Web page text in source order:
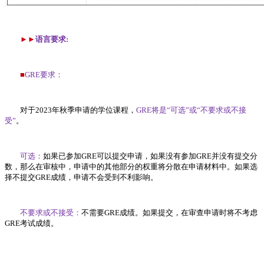
►► 语言要求:
■GRE要求：
对于2023年秋季申请的学位课程， GRE将是“可选”或“不要求或不接
受” 。
可选： 如果已参加GRE可以提交申请，如果没有参加GRE并没有提交分
数，那么在审核中，申请中的其他部分的权重将分散在申请材料中。如果选
择不提交GRE成绩，申请不会受到不利影响。
不要求或不接受： 不需要GRE成绩。如果提交，在审查申请时将不考虑
GRE考试成绩。